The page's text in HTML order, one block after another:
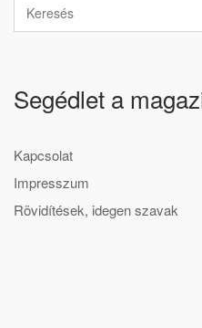
Segédlet a
Kapcsolat
Impresszum
Rövidítések, idegen szavak